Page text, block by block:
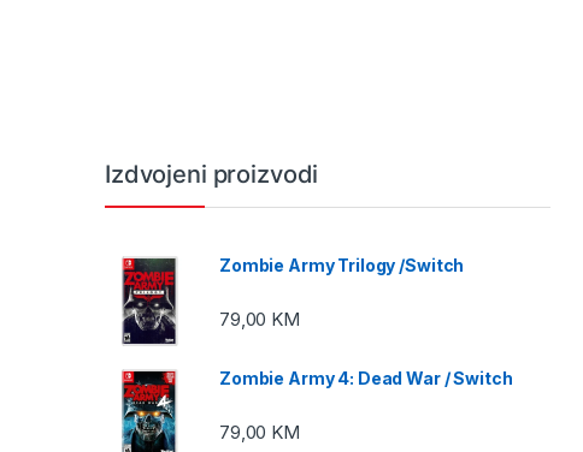
Izdvojeni proizvodi
Zombie Army Trilogy /Switch
79,00 KM
Zombie Army 4: Dead War / Switch
79,00 KM